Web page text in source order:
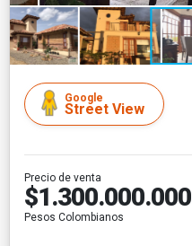
Google
Street View
Precio de venta
$1.300.000.000
Pesos Colombianos